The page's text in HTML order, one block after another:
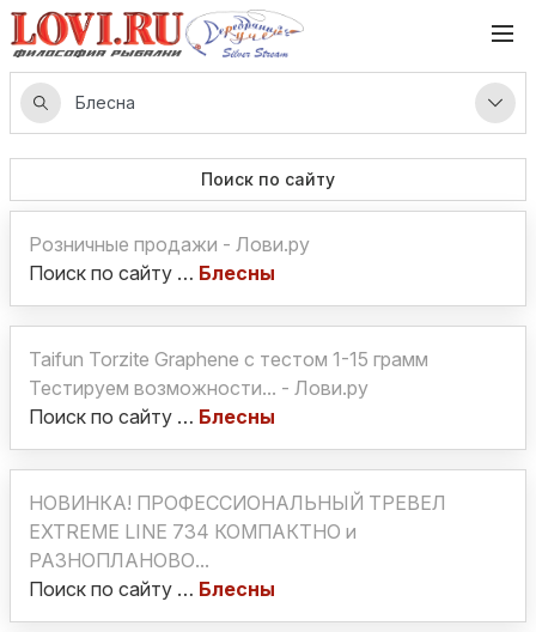
Поиск по сайту
Розничные продажи - Лови.ру
Поиск по сайту … Блесны
Taifun Torzite Graphene с тестом 1-15 грамм
Тестируем возможности... - Лови.ру
Поиск по сайту … Блесны
НОВИНКА! ПРОФЕССИОНАЛЬНЫЙ ТРЕВЕЛ
EXTREME LINE 734 КОМПАКТНО и
РАЗНОПЛАНОВО...
Поиск по сайту … Блесны